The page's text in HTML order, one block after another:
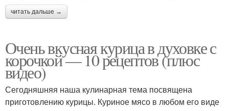
читать дальше →
Очень вкусная курица в духовке с
корочкой — 10 рецептов (плюс
видео)
Сегодняшняя наша кулинарная тема посвящена
приготовлению курицы. Куриное мясо в любом его виде